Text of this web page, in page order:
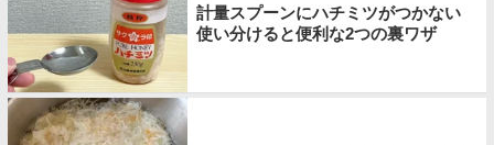
計量スプーンにハチミツがつかない
使い分けると便利な2つの裏ワザ